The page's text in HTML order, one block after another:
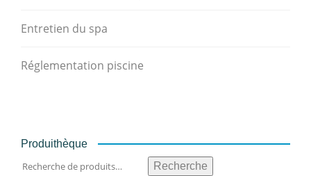
Entretien du spa
Réglementation piscine
Produithèque
Recherche